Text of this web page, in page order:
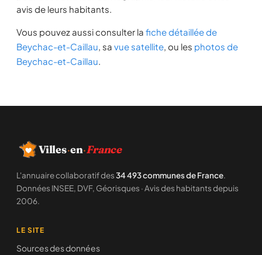
avis de leurs habitants.
Vous pouvez aussi consulter la fiche détaillée de
Beychac-et-Caillau, sa vue satellite, ou les photos de
Beychac-et-Caillau.
Villes·en·France
L'annuaire collaboratif des34 493 communes de France.
Données INSEE, DVF, Géorisques · Avis des habitants depuis
2006.
LE SITE
Sources des données